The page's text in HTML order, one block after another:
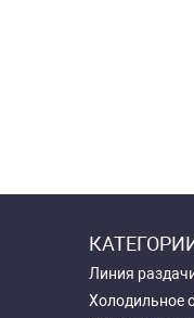
Линия
Холодильное